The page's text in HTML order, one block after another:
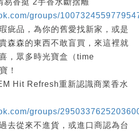
易香挺 2手香水斷捨離
groups/
疵品，為你的舊愛找新家，或是
森森的東西不敢盲買，來這裡就
，眾多時光寶盒（time
！
Hit Refresh重新認識商業香水
groups/
去從來不進貨，或進口商認為台